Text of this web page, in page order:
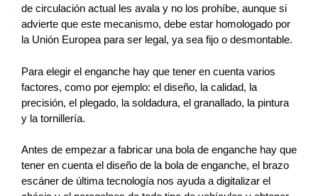
de circulación actual les avala y no los prohíbe, aunque si
advierte que este mecanismo, debe estar homologado por
la Unión Europea para ser legal, ya sea fijo o desmontable.
Para elegir el enganche hay que tener en cuenta varios
factores, como por ejemplo: el diseño, la calidad, la
precisión, el plegado, la soldadura, el granallado, la pintura
y la tornillería.
Antes de empezar a fabricar una bola de enganche hay que
tener en cuenta el diseño de la bola de enganche, el brazo
escáner de última tecnología nos ayuda a digitalizar el